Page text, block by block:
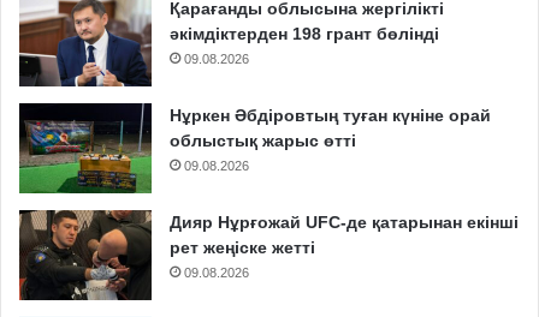
Қарағанды облысына жергілікті
әкімдіктерден 198 грант бөлінді
09.08.2026
Нұркен Әбдіровтың туған күніне орай
облыстық жарыс өтті
09.08.2026
Дияр Нұрғожай UFC-де қатарынан екінші
рет жеңіске жетті
09.08.2026